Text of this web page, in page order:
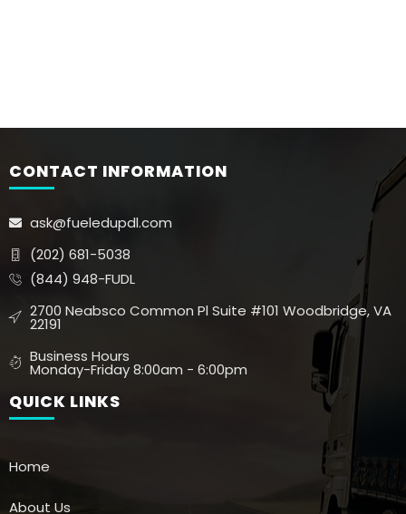
CONTACT INFORMATION
ask@fueledupdl.com
(202) 681-5038
(844) 948-FUDL
2700 Neabsco Common Pl Suite #101 Woodbridge, VA
22191
Business Hours
Monday-Friday 8:00am - 6:00pm
QUICK LINKS
Home
About Us